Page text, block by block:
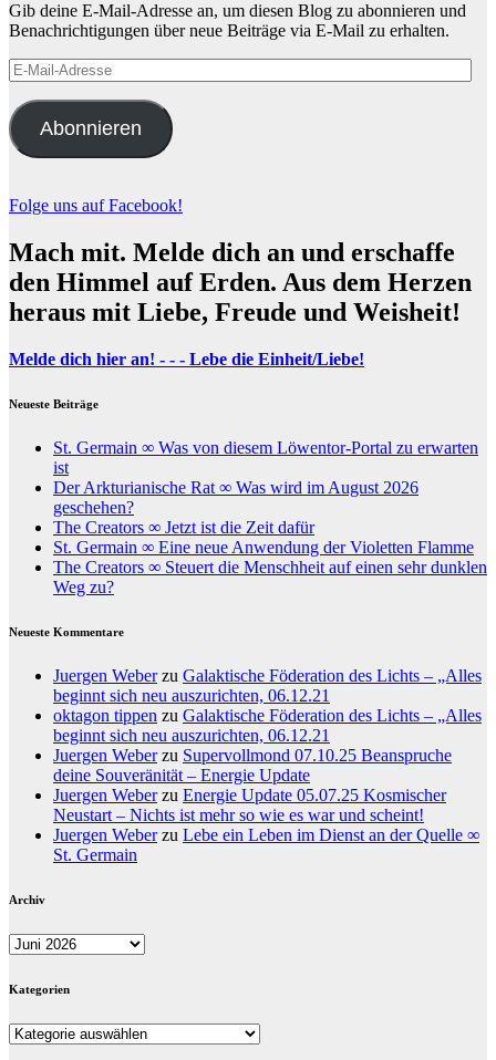
Gib deine E-Mail-Adresse an, um diesen Blog zu abonnieren und
Benachrichtigungen über neue Beiträge via E-Mail zu erhalten.
E-
Mail-
Adresse
Abonnieren
Folge uns auf Facebook!
Mach mit. Melde dich an und erschaffe
den Himmel auf Erden. Aus dem Herzen
heraus mit Liebe, Freude und Weisheit!
Melde dich hier an! - - - Lebe die Einheit/Liebe!
Neueste Beiträge
St. Germain ∞ Was von diesem Löwentor-Portal zu erwarten
ist
Der Arkturianische Rat ∞ Was wird im August 2026
geschehen?
The Creators ∞ Jetzt ist die Zeit dafür
St. Germain ∞ Eine neue Anwendung der Violetten Flamme
The Creators ∞ Steuert die Menschheit auf einen sehr dunklen
Weg zu?
Neueste Kommentare
Juergen Weberzu Galaktische Föderation des Lichts – „Alles
beginnt sich neu auszurichten, 06.12.21
oktagon tippen zu Galaktische Föderation des Lichts – „Alles
beginnt sich neu auszurichten, 06.12.21
Juergen Weberzu Supervollmond 07.10.25 Beanspruche
deine Souveränität – Energie Update
Juergen Weberzu Energie Update 05.07.25 Kosmischer
Neustart – Nichts ist mehr so wie es war und scheint!
Juergen Weberzu Lebe ein Leben im Dienst an der Quelle ∞
St. Germain
Archiv
Archiv
Kategorien
Kategorien